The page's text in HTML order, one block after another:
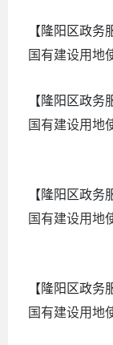
【隆阳区政务
国有建设用地
【隆阳区政务
国有建设用地
【隆阳区政务
国有建设用地
【隆阳区政务
国有建设用地